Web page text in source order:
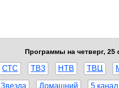
Программы на четверг, 25
СТС ТВ3 НТВ ТВЦ
Звезда Домашний 5 канал